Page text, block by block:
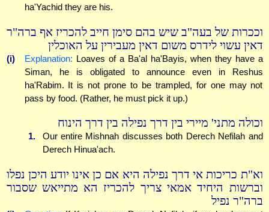
ha'Yachid they are his.
וככרות של בעה"ב שיש בהם סימן חייב להכריז אף ברה"ר
דאין עשוי לידרס משום דאין מעבירין על האוכלין
(i) Explanation: Loaves of a Ba'al ha'Bayis, when they have a
Siman, he is obligated to announce even in Reshus
ha'Rabim. It is not prone to be trampled, for one may not
pass by food. (Rather, he must pick it up.)
וכולה מתני' מיירי בין דרך נפילה בין דרך הינוח
1.
Our entire Mishnah discusses both Derech Nefilah and
Derech Hinua'ach.
וא"ת כריכות אי דרך נפילה היא אם כן אינו יודע היכן נפלו
וברשות היחיד אמאי צריך להכריז הא מתייאש שסבור
ברה"ר נפיל